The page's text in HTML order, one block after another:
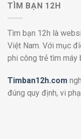
TÌM BẠN 12H
Tìm bạn 12h là
Việt Nam. Với mục
phi công trẻ tìm máy
Timban12h.com
đúng quy định, vi